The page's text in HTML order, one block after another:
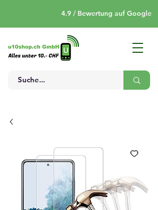
4.9 / Bewertung auf Google